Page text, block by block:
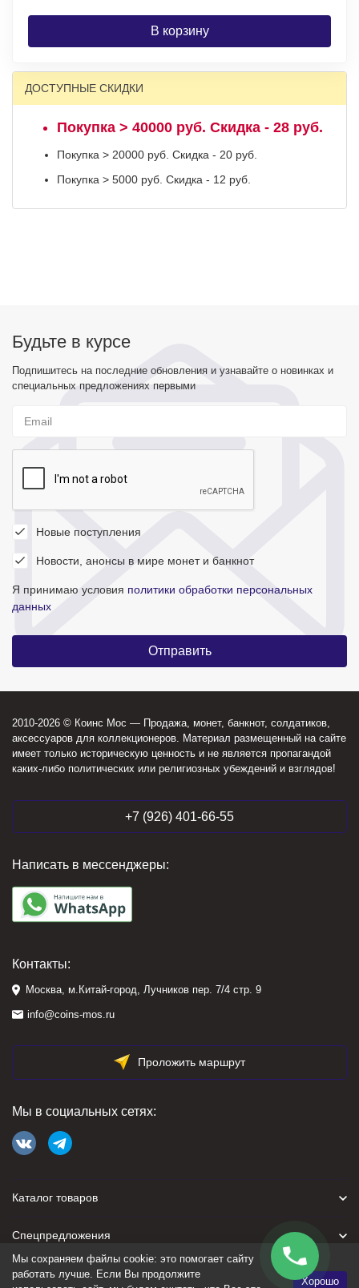
В корзину
ДОСТУПНЫЕ СКИДКИ
Покупка > 40000 руб. Скидка - 28 руб.
Покупка > 20000 руб. Скидка - 20 руб.
Покупка > 5000 руб. Скидка - 12 руб.
Будьте в курсе
Подпишитесь на последние обновления и узнавайте о новинках и
специальных предложениях первыми
Новые поступления
Новости, анонсы в мире монет и банкнот
Я принимаю условия политики обработки персональных
данных
2010-2026 © Коинс Мос — Продажа, монет, банкнот, солдатиков,
аксессуаров для коллекционеров. Материал размещенный на сайте
имеет только историческую ценность и не является пропагандой
каких-либо политических или религиозных убеждений и взглядов!
+7 (926) 401-66-55
Написать в мессенджеры:
Контакты:
Москва, м.Китай-город, Лучников пер. 7/4 стр. 9
info@coins-mos.ru
Проложить маршрут
Мы в социальных сетях:
Каталог товаров
Спецпредложения
Для покупателя
Мы сохраняем файлы cookie: это помогает сайту
работать лучше. Если Вы продолжите
Хорошо